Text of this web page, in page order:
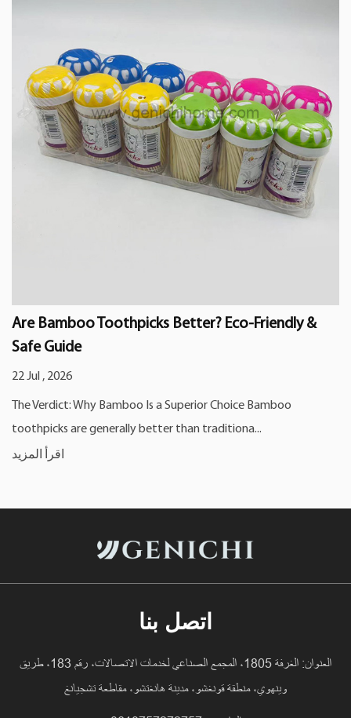
Are Bamboo Toothpicks Better? Eco-Friendly &
Safe Guide
22 Jul , 2026
The Verdict: Why Bamboo Is a Superior Choice Bamboo
toothpicks are generally better than traditiona...
اقرأ المزيد
اتصل بنا
العنوان: الغرفة 1805، المجمع الصناعي لخدمات الاتصالات، رقم 183، طريق
وينهوي، منطقة قونغشو، مدينة هانغتشو، مقاطعة تشجيانغ